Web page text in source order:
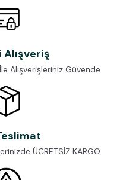
Alışveriş
Alışverişleriniz Güvende
ÜCRETSİZ KARGO